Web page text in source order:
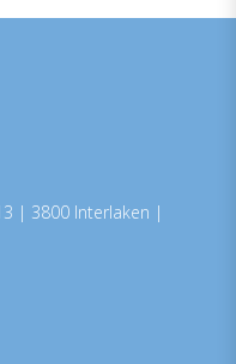
| 3800 Interlaken |